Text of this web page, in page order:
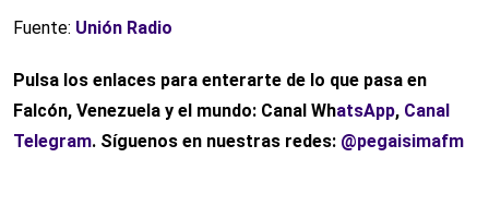
Fuente: Unión Radio
Pulsa los enlaces para enterarte de lo que pasa en
Falcón, Venezuela y el mundo: Canal WhatsApp, Canal
Telegram. Síguenos en nuestras redes: @pegaisimafm